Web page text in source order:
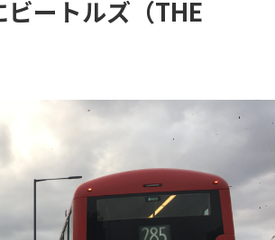
ートルズ（THE